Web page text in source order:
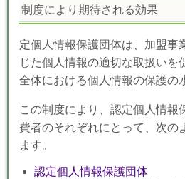
制度により期待される効果
定個人情報保護団体は、加盟事
じた個人情報の適切な取扱いを
全体における個人情報の保護の
この制度により、認定個人情報
費者のそれぞれにとって、次の
ます。
認定個人情報保護団体